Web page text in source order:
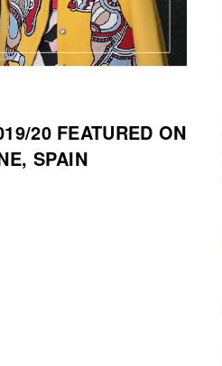
20 FEATURED ON
SPAIN